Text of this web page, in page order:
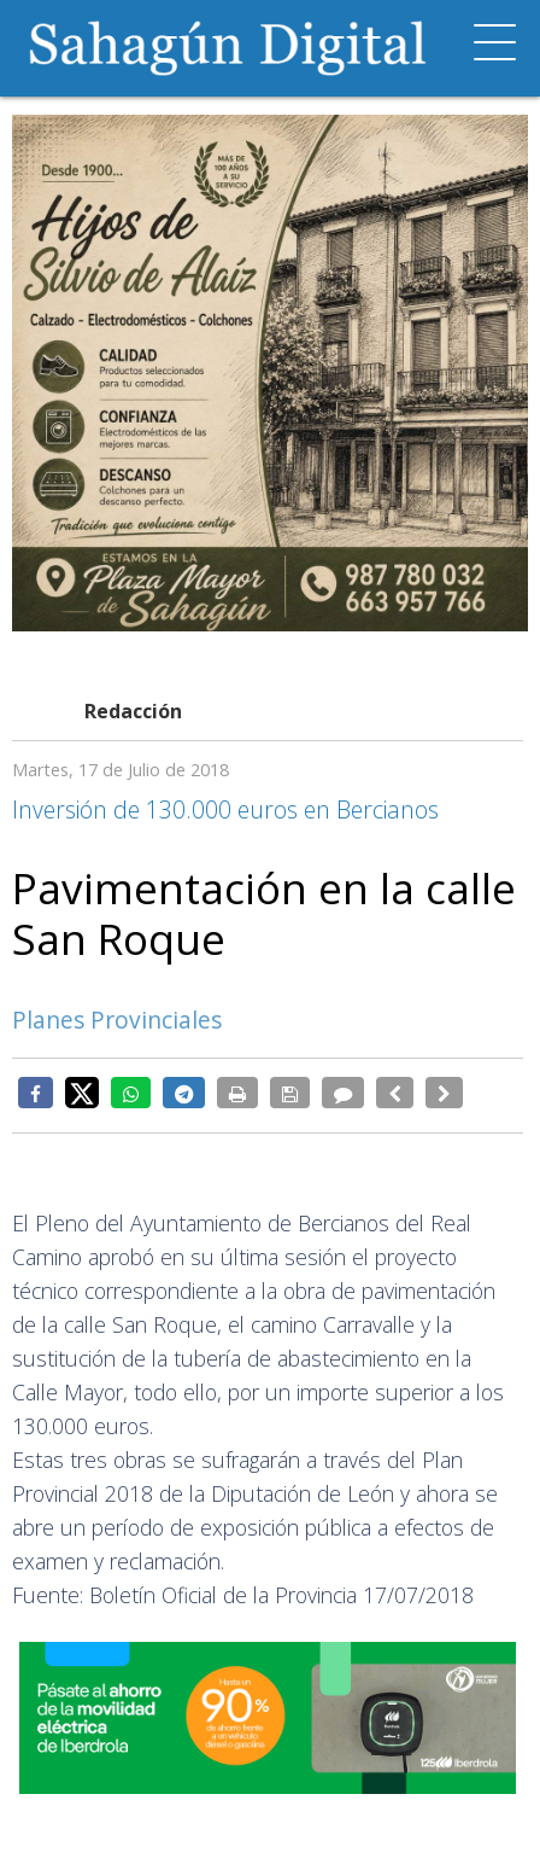
Redacción
Martes, 17 de Julio de 2018
Inversión de 130.000 euros en Bercianos
Pavimentación en la calle
San Roque
Planes Provinciales
El Pleno del Ayuntamiento de Bercianos del Real
Camino aprobó en su última sesión el proyecto
técnico correspondiente a la obra de pavimentación
de la calle San Roque, el camino Carravalle y la
sustitución de la tubería de abastecimiento en la
Calle Mayor, todo ello, por un importe superior a los
130.000 euros.
Estas tres obras se sufragarán a través del Plan
Provincial 2018 de la Diputación de León y ahora se
abre un período de exposición pública a efectos de
examen y reclamación.
Fuente: Boletín Oficial de la Provincia 17/07/2018